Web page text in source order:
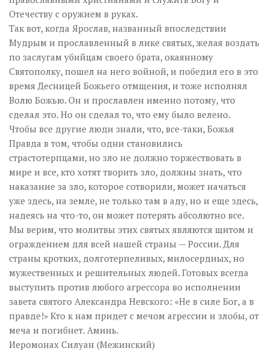
Отечеству с оружием в руках.
Так вот, когда Ярослав, названный впоследствии
Мудрым и прославленный в лике святых, желая воздать
по заслугам убийцам своего брата, окаянному
Святополку, пошел на него войной, и победил его в это
время Десницей Божьего отмщения, и тоже исполнял
Волю Божью. Он и прославлен именно потому, что
сделал это. Но он сделал то, что ему было велено.
Чтобы все другие люди знали, что, все-таки, Божья
Правда в том, чтобы одни становились
страстотерпцами, но зло не должно торжествовать в
мире и все, кто хотят творить зло, должны знать, что
наказание за зло, которое сотворили, может начаться
уже здесь, на земле, не только там в аду, но и еще здесь,
надеясь на что-то, он может потерять абсолютно все.
Мы верим, что молитвы этих святых являются щитом и
ограждением для всей нашей страны — России. Для
страны кротких, долготерпеливых, милосердных, но
мужественных и решительных людей. Готовых всегда
выступить против любого агрессора во исполнении
завета святого Александра Невского: «Не в силе Бог, а в
правде!» Кто к нам придет с мечом агрессии и злобы, от
меча и погибнет. Аминь.
Иеромонах Силуан (Межинский)